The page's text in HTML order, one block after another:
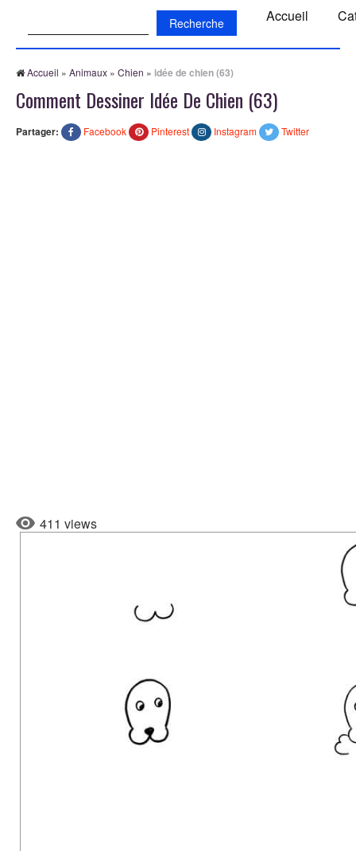
Accueil
Accueil » Animaux » Chien » idée de chien (63)
Comment Dessiner Idée De Chien (63)
Partager: Facebook Pinterest Instagram Twitter
411 views